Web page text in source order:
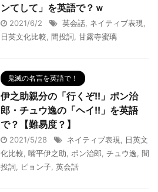
ンてして」を英語で？ｗ
2021/6/2 英会話 ネイティブ表現
日英文化比較
間投詞 甘露寺蜜璃
鬼滅の名言を英語で！
伊之助親分の「行くぞ!!」ポン治
郎・チュウ逸の「ヘイ!!」を英語
で？【難易度？】
2021/5/28 ネイティブ表現
日英文
化比較 嘴平伊之助 ポン治郎 チュウ逸
間
投詞
ピョン子 英会話